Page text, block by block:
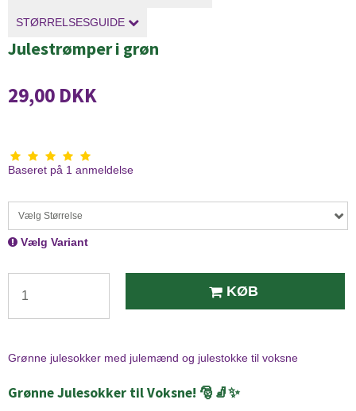
STØRRELSESGUIDE
Julestrømper i grøn
29,00 DKK
Baseret på 1 anmeldelse
Vælg Størrelse
Vælg Variant
KØB
Grønne julesokker med julemænd og julestokke til voksne
Grønne Julesokker til Voksne! 🎅🧦✨